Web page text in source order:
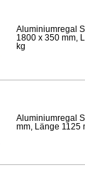
Aluminiumregal
1800 x 350 mm,
kg
Aluminiumregal
mm, Länge 1125